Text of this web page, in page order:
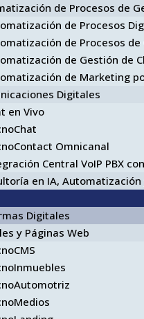
de Procesos de
de Procesos
de Procesos de
de Gestión de
de Marketing
Digitales
en Vivo
Omnicanal
Central VoIP PBX
en IA,
Digitales
y Páginas Web